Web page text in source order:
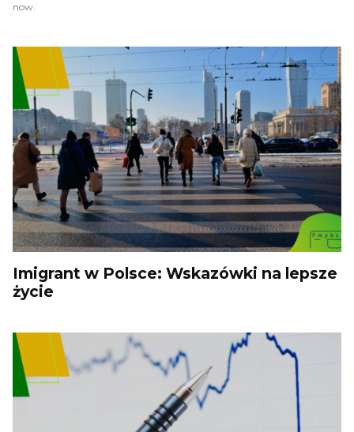
now.
Imigrant w Polsce: Wskazówki na lepsze
życie